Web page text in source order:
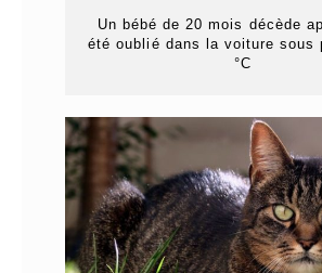
Un bébé de 20 mois décède
été oublié dans la voiture sous
°C